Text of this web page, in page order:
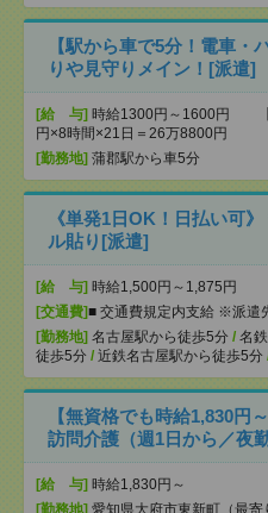
【駅から車で5分！電車・
りや見守りメイン！[派遣]
[給 与] 時給1300円～1600円
円×8時間×21日＝26万8800円
[勤務地] 蒲郡駅から車5分
《単発1日OK！日払い可
ル貼り[派遣]
[給 与] 時給1,500円～1,875円
[交通費]■ 交通費規定内支給 ※派遣
[勤務地] 名古屋駅から徒歩5分 / 名
徒歩5分 / 近鉄名古屋駅から徒歩5分
【無資格でも時給1,830円
訪問介護（週1日から／夜
[給 与] 時給1,830円～
[勤務地] 愛知県大府市東新町（最寄